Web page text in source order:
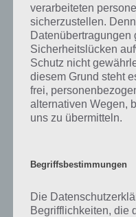
weiterzukommen. Findet
vorbei sein. Neo Magazin
iOS erhältlich.
Gameplay Video
Damit du dir einen besseren
Böhmermann machen
verarbeiteten
sicherzustellen.
Datenübertragungen
Sicherheitslücken
Schutz nicht
diesem Grund steht
frei,
alternativen Wegen,
uns zu übermitteln.
Begriffsbestimmungen
Die
Begrifflichkeiten, die